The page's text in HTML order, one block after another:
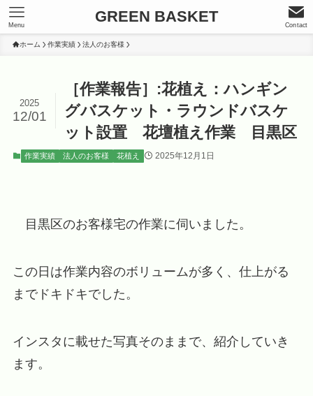
GREEN BASKET Contact
Menu
ホーム 作業実績 法人のお客様
［作業報告］:花植え：ハンギン
グバスケット・ラウンドバスケ
ット設置 花壇植え作業 目黒区
2025
12/01
作業実績 法人のお客様 花植え 2025年12月1日
目黒区のお客様宅の作業に伺いました。
この日は作業内容のボリュームが多く、仕上がる
までドキドキでした。
インスタに載せた写真そのままで、紹介していき
ます。